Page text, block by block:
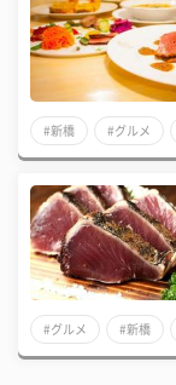
#新橋 #グルメ
#グルメ #新橋